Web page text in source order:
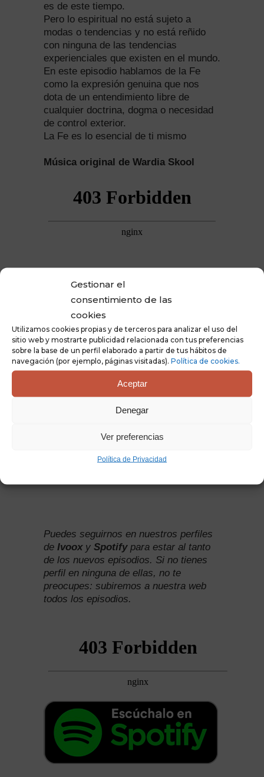
Gestionar el
consentimiento de las
cookies
Utilizamos cookies propias y de terceros para analizar el uso del
sitio web y mostrarte publicidad relacionada con tus preferencias
sobre la base de un perfil elaborado a partir de tus hábitos de
navegación (por ejemplo, páginas visitadas). Política de cookies.
Aceptar
Denegar
Ver preferencias
Política de Privacidad
es de este tiempo.
Pero lo espiritual no está sujeto a
modas o tendencias y no está reñido
con ninguna de las tendencias
experienciales que existen en el mundo.
En este episodio hablamos de la Fe
como la expresión genuina que nos
dota de un entendimiento libre de
cualquier doctrina, dogma o necesidad
de control exterior.
La Fe es lo esencial de ti mismo
Música original de Wardia Skool
Puedes seguirnos en nuestros perfiles
de Ivoox y Spotify para estar al tanto
de los nuevos episodios. Si no tienes
perfil en ninguna de ellas, no te
preocupes: subiremos a nuestra web
todos los episodios.